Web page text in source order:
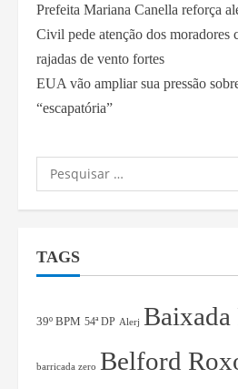
Prefeita Mariana Canella reforça
Civil pede atenção dos moradores
rajadas de vento fortes
EUA vão ampliar sua pressão
“escapatória”
TAGS
39º BPM 54ª DP Alerj Baixada
barricada zero Belford